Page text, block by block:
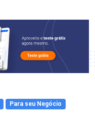
Para seu Negócio